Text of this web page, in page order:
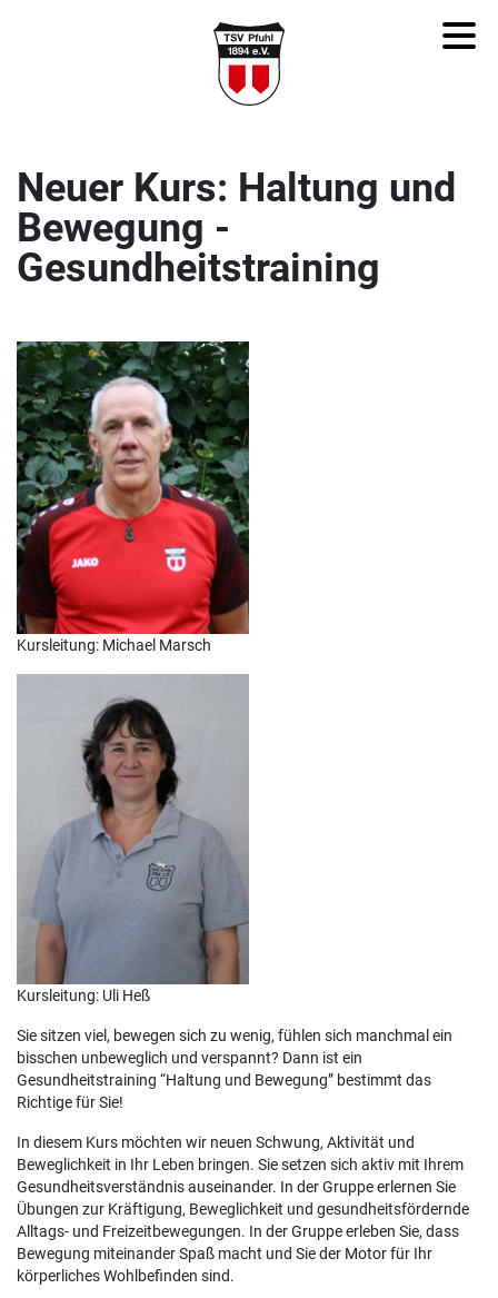
Neuer Kurs: Haltung und
Bewegung -
Gesundheitstraining
Kursleitung: Michael Marsch
Kursleitung: Uli Heß
Sie sitzen viel, bewegen sich zu wenig, fühlen sich manchmal ein
bisschen unbeweglich und verspannt? Dann ist ein
Gesundheitstraining “Haltung und Bewegung” bestimmt das
Richtige für Sie!
In diesem Kurs möchten wir neuen Schwung, Aktivität und
Beweglichkeit in Ihr Leben bringen. Sie setzen sich aktiv mit Ihrem
Gesundheitsverständnis auseinander. In der Gruppe erlernen Sie
Übungen zur Kräftigung, Beweglichkeit und gesundheitsfördernde
Alltags- und Freizeitbewegungen. In der Gruppe erleben Sie, dass
Bewegung miteinander Spaß macht und Sie der Motor für Ihr
körperliches Wohlbefinden sind.